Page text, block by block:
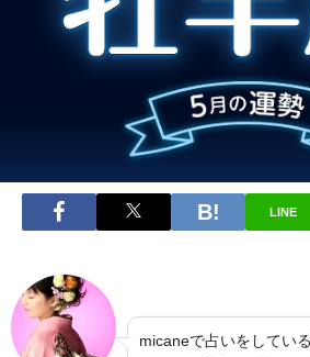
LINE
micaneで占いをしてい